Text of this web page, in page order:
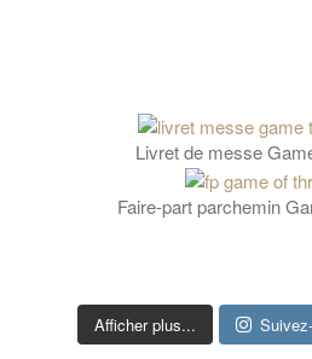
Livret de messe
Faire-part parchemin
Afficher plus...